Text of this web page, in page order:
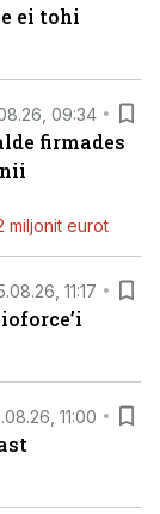
ei tohi
09:34
firmades
miljonit eurot
11:17
11:00